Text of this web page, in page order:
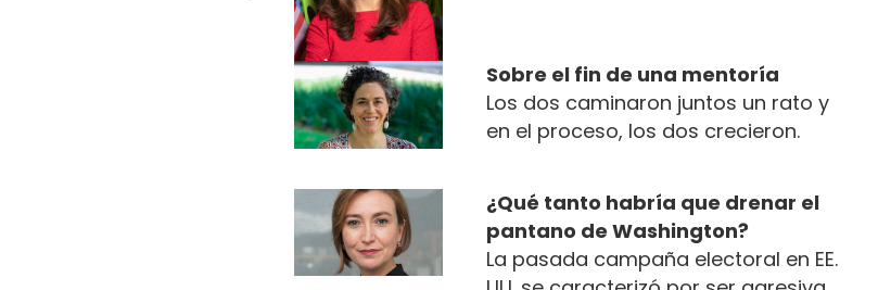
futuro
Sobre el fin de una mentoría
Los dos caminaron juntos un rato y
en el proceso, los dos crecieron.
¿Qué tanto habría que drenar el
pantano de Washington?
La pasada campaña electoral en EE.